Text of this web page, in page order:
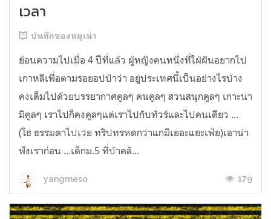
เวลา
บันทึกของหมูเน่า
ย้อนความไปเมื่อ 4 ปีที่แล้ว ผู้หญิงคนหนึ่งที่ใฝ่ฝันอยากไป
เกาหลีเพื่อตามรอยอปป้าว่า อยู่ประเทศนี้เป็นอย่างไรบ้าง
คงเต็มไปด้วยบรรยากาศคูลๆ คนคูลๆ สวนสนุกคูลๆ เกาะนา
มิคูลๆ เราไปก็คงคูลๆแต่เราไปกับทัวร์และไปคนเดียว ...
(โธ่ ธรรมดาไปเว่ย ทริปทรหดกว่าแกมีเยอะแยะเฟ้ย)เอาน่า
ฟังเราก่อน ...เด็กม.5 ที่บ้าคลั...
yangmeso 179